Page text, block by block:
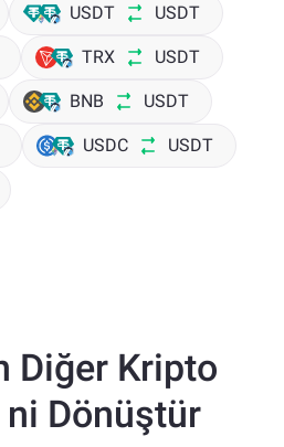
USDT USDT
TRX USDT
BNB USDT
USDC USDT
Diğer Kripto
Dönüştür